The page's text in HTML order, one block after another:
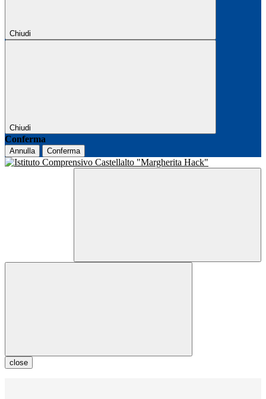
Chiudi
Chiudi
Conferma
Annulla Conferma
close